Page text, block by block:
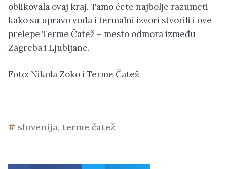
oblikovala ovaj kraj. Tamo ćete najbolje razumeti
kako su upravo voda i termalni izvori stvorili i ove
prelepe Terme Čatež – mesto odmora između
Zagreba i Ljubljane.
Foto: Nikola Zoko i Terme Čatež
slovenija, terme čatež